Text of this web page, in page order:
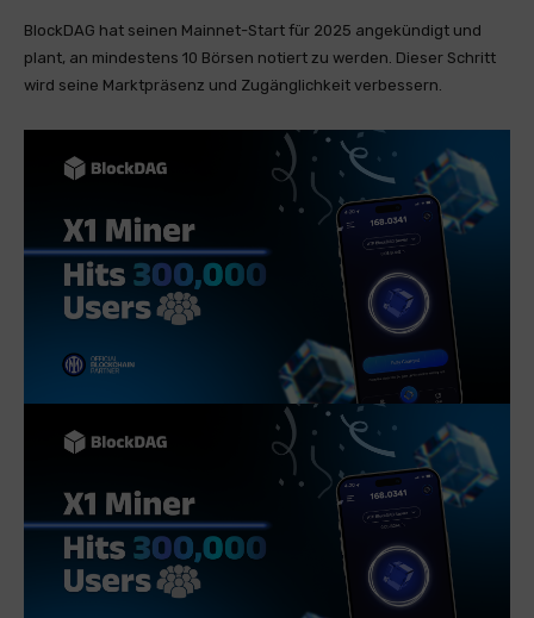
BlockDAG hat seinen Mainnet-Start für 2025 angekündigt und
plant, an mindestens 10 Börsen notiert zu werden. Dieser Schritt
wird seine Marktpräsenz und Zugänglichkeit verbessern.